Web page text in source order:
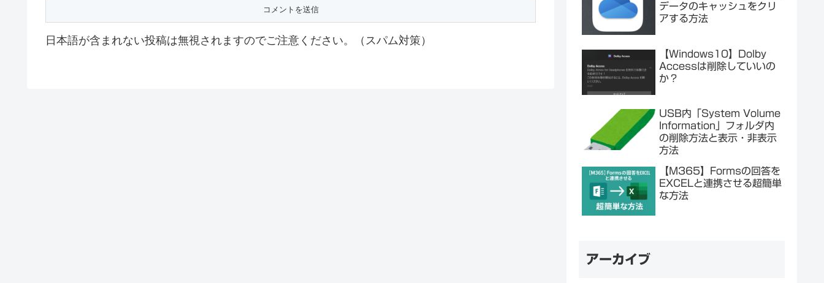
日本語が含まれない投稿は無視されますのでご注意ください。（スパム対策）
データのキャッシュをクリ
アする方法
【Windows10】Dolby
Accessは削除していいの
か？
USB内「System Volume
Information」フォルダ内
の削除方法と表示・非表示
方法
【M365】Formsの回答を
EXCELと連携させる超簡単
な方法
アーカイブ